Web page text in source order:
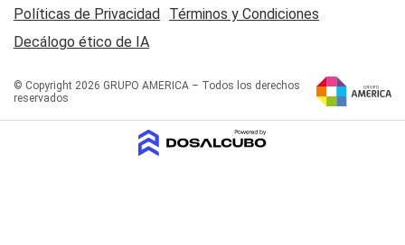
Economia
Series y Películas
Edictos y Solicitadas
Rugby
Básquet
San Juan 8
Acerca de Nosotros
Contactanos
Políticas de Privacidad Términos y Condiciones
Decálogo ético de IA
© Copyright 2026 GRUPO AMERICA – Todos los derechos
reservados